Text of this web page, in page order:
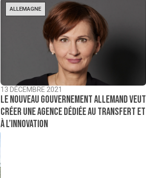
ALLEMAGNE
13 DÉCEMBRE 2021
Le nouveau gouvernement allemand veut
créer une agence dédiée au transfert et
à l’innovation